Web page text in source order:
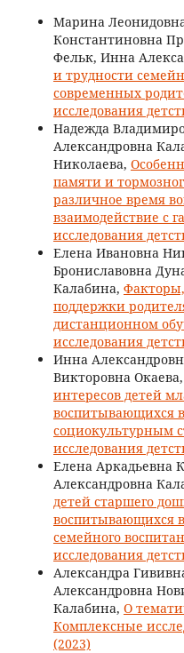
Марина
Константиновна
Фельк, Инна
и трудности
современных
исследования
Надежда
Александровна
Николаева,
памяти и
различное время
взаимодействие с
исследования
Eлена Ивановна
Брониславовна
Калабина,
поддержки
дистанционном
исследования
Инна
Викторовна Окаева,
интересов детей
воспитывающихся
социокультурным
исследования
Елена Аркадьевна
Александровна
детей старшего
воспитывающихся
семейного
исследования
Александра
Александровна
Калабина, О
Комплексные
(2023)